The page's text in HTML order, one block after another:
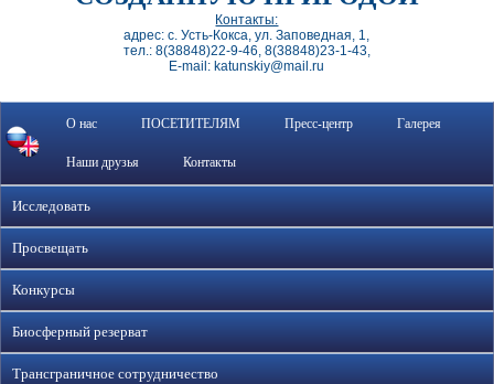
Контакты:
адрес: с. Усть-Кокса, ул. Заповедная, 1,
тел.: 8(38848)22-9-46, 8(38848)23-1-43,
E-mail: katunskiy@mail.ru
О нас ПОСЕТИТЕЛЯМ Пресс-центр Галерея
Наши друзья Контакты
Исследовать
Просвещать
Конкурсы
Биосферный резерват
Трансграничное сотрудничество